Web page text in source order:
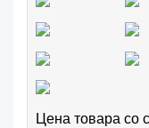
Цена товара cо